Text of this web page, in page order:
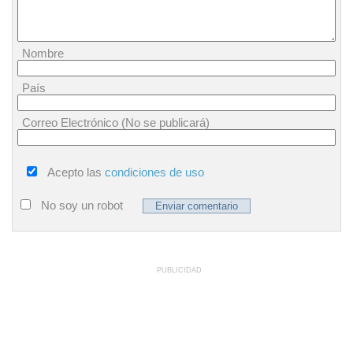
Nombre
País
Correo Electrónico (No se publicará)
Acepto las condiciones de uso
No soy un robot
PUBLICIDAD